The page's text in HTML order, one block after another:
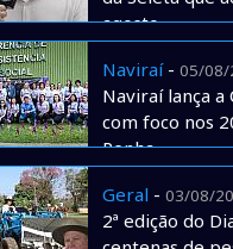
agosto
Naviraí- 05/08/
Naviraí lança a
com foco nos
Penha
Geral - 03/08/
2ª edição do